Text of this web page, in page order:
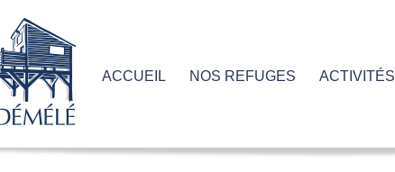
ACCUEIL NOS REFUGES ACTIVITÉS